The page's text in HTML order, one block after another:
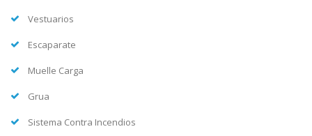
Vestuarios
Escaparate
Muelle Carga
Grua
Sistema Contra Incendios